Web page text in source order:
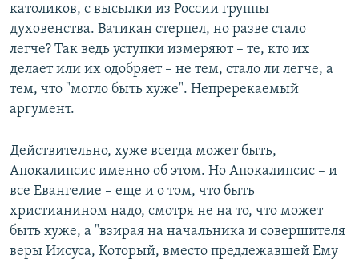
католиков, с высылки из России группы
духовенства. Ватикан стерпел, но разве стало
легче? Так ведь уступки измеряют – те, кто их
делает или их одобряет – не тем, стало ли легче, а
тем, что "могло быть хуже". Непререкаемый
аргумент.
Действительно, хуже всегда может быть,
Апокалипсис именно об этом. Но Апокалипсис – и
все Евангелие – еще и о том, что быть
христианином надо, смотря не на то, что может
быть хуже, а "взирая на начальника и совершителя
веры Иисуса, Который, вместо предлежавшей Ему